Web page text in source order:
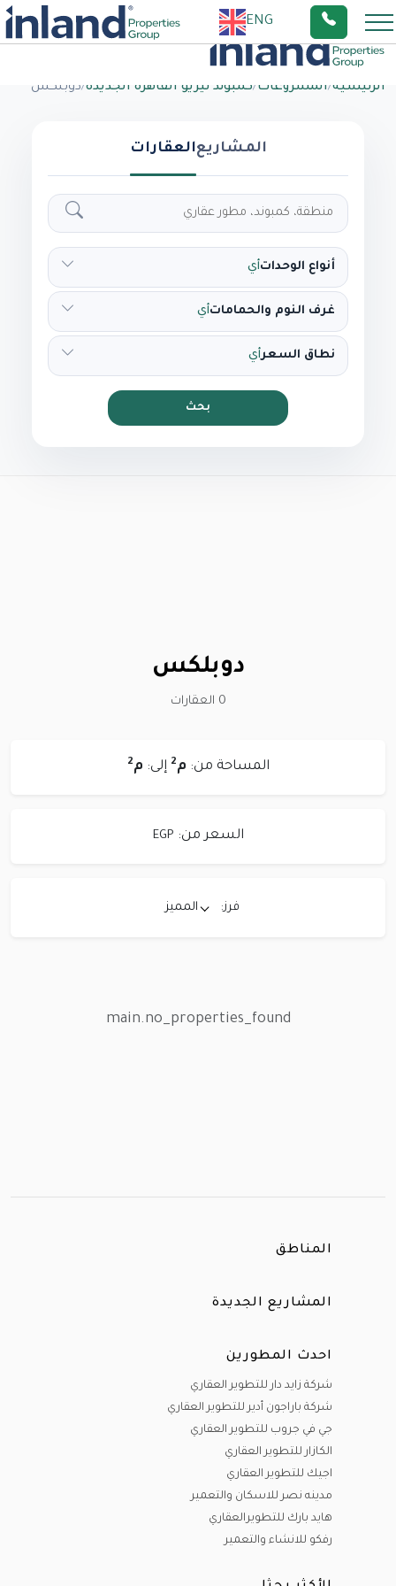
ENG
الرئيسية/المشروعات/كمبوند تيريو القاهره الجديده/دوبلكس
المشاريعالعقارات
أنواع الوحداتأي
غرف النوم والحماماتأي
نطاق السعرأي
بحث
دوبلكس
0 العقارات
المساحة من: م2 إلى: م2
السعر من: EGP
فرز: المميز
main.no_properties_found
المناطق
المشاريع الجديدة
احدث المطورين
شركة زايد دار للتطوير العقاري
شركة باراجون أدير للتطوير العقاري
جي في جروب للتطوير العقاري
الكازار للتطوير العقاري
اجيك للتطوير العقاري
مدينه نصر للاسكان والتعمير
هايد بارك للتطويرالعقاري
رفكو للانشاء والتعمير